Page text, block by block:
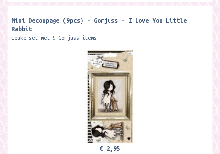
Mini Decoupage (9pcs) - Gorjuss - I Love You Little
Rabbit
Leuke set met 9 Gorjuss items
€ 2,95